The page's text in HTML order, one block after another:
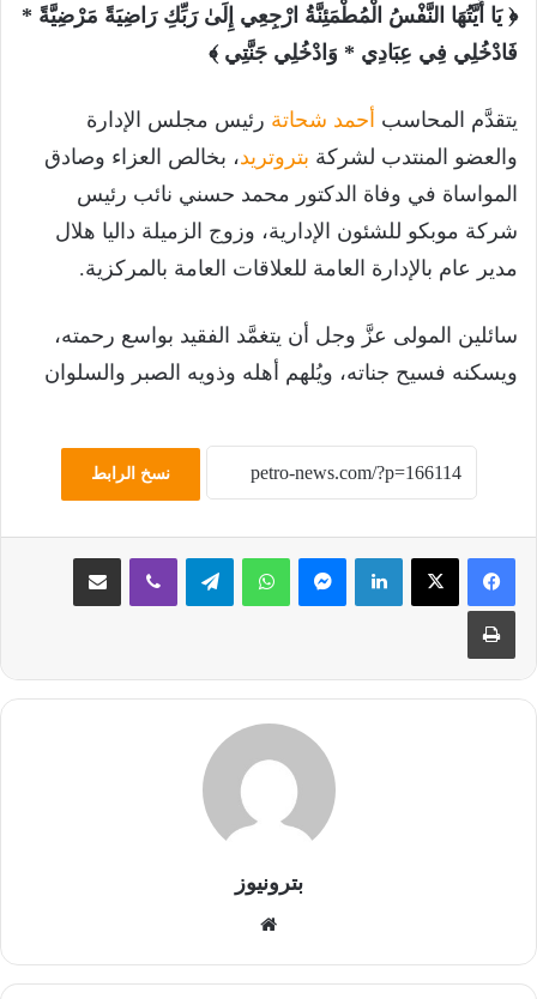
﴿ يَا أَيَّتُهَا النَّفْسُ الْمُطْمَئِنَّةُ ارْجِعِي إِلَىٰ رَبِّكِ رَاضِيَةً مَرْضِيَّةً *
فَادْخُلِي فِي عِبَادِي * وَادْخُلِي جَنَّتِي ﴾
يتقدَّم المحاسب أحمد شحاتة رئيس مجلس الإدارة
والعضو المنتدب لشركة بتروتريد، بخالص العزاء وصادق
المواساة في وفاة الدكتور محمد حسني نائب رئيس
شركة موبكو للشئون الإدارية، وزوج الزميلة داليا هلال
مدير عام بالإدارة العامة للعلاقات العامة بالمركزية.
سائلين المولى عزَّ وجل أن يتغمَّد الفقيد بواسع رحمته،
ويسكنه فسيح جناته، ويُلهم أهله وذويه الصبر والسلوان
نسخ الرابط
لينكدإن ماسنجر واتساب تيلقرام ڤايبر مشاركة عبر البريد
طباعة
بترونيوز